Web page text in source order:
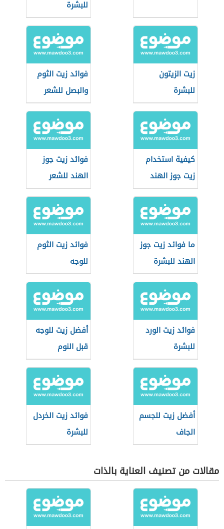
للبشرة
زيت الزيتون
للبشرة
فوائد زيت الثوم
والبصل للشعر
كيفية استخدام
زيت جوز الهند
للبشرة
فوائد زيت جوز
الهند للشعر
والبشرة
ما فوائد زيت جوز
الهند للبشرة
فوائد زيت الثوم
للوجه
فوائد زيت الورد
للبشرة
أفضل زيت للوجه
قبل النوم
أفضل زيت للجسم
الجاف
فوائد زيت الخردل
للبشرة
مقالات من تصنيف العناية بالذات